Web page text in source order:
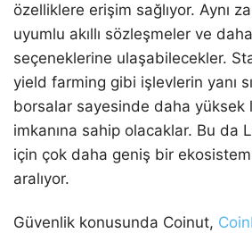
özelliklere erişim sağlıyor. Aynı
uyumlu akıllı sözleşmeler ve
seçeneklerine ulaşabilecekler.
yield farming gibi işlevlerin yanı
borsalar sayesinde daha yüksek
imkanına sahip olacaklar. Bu da
için çok daha geniş bir
aralıyor.
Güvenlik konusunda Coinut,